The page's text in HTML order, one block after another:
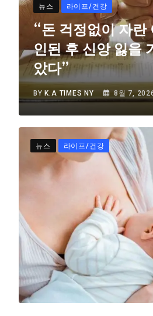
뉴스 라이프/건강
“돈 걱정없이 자란
인된 후 신앙 잃을
았다”
BY K.A TIMES NY 8월 7,
뉴스 라이프/건강